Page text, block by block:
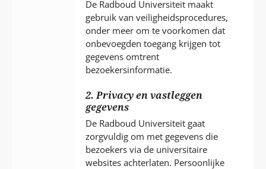
De Radboud Universiteit maakt
gebruik van veiligheidsprocedures,
onder meer om te voorkomen dat
onbevoegden toegang krijgen tot
gegevens omtrent
bezoekersinformatie.
2. Privacy en vastleggen
gegevens
De Radboud Universiteit gaat
zorgvuldig om met gegevens die
bezoekers via de universitaire
websites achterlaten. Persoonlijke